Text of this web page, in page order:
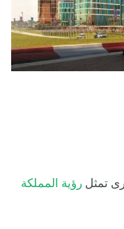
تمثل رؤية المملكة